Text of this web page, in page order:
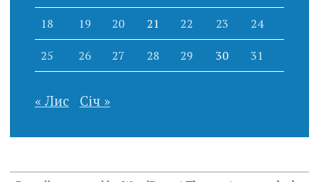
18 19 20 21 22 23 24
25 26 27 28 29 30 31
« Лис Січ »